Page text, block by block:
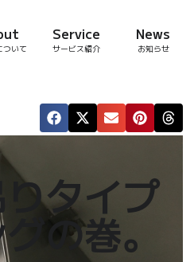
ついて
Service
サービス紹介
News
お知らせ
タイプ
の巻。